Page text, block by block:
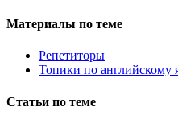
Материалы по теме
Репетиторы
Топики по английскому
Статьи по теме